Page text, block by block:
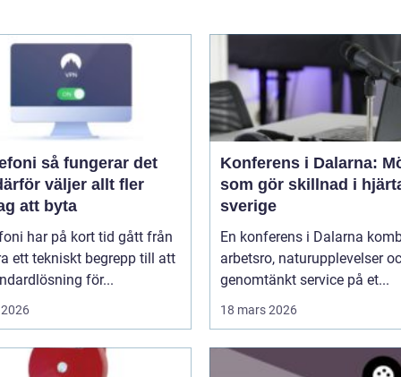
det
väljer allt fler
att byta
har på kort tid gått från
ett tekniskt begrepp till att
för...
Konferens i Dalarna:
som gör skillnad i
sverige
En konferens i Dalarna
arbetsro, naturupplevelser
genomtänkt service på et...
18 mars 2026